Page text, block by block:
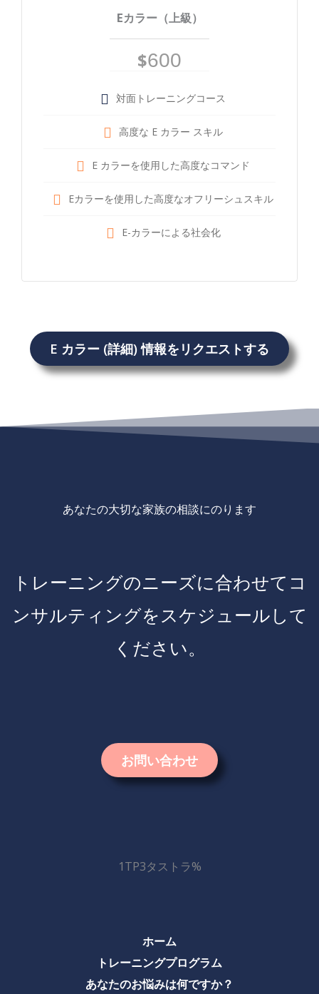
Eカラー（上級）
$600
対面トレーニングコース
高度な E カラー スキル
E カラーを使用した高度なコマンド
Eカラーを使用した高度なオフリーシュスキル
E-カラーによる社会化
E カラー (詳細) 情報をリクエストする
あなたの大切な家族の相談にのります
トレーニングのニーズに合わせてコ
ンサルティングをスケジュールして
ください。
お問い合わせ
1TP3タストラ%
ホーム
トレーニングプログラム
あなたのお悩みは何ですか？